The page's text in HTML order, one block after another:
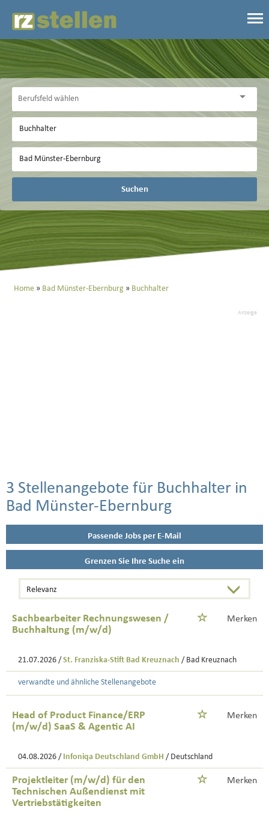
Suchen
Home Bad Münster-Ebernburg Buchhalter
Anzeige
3 Stellenangebote für Buchhalter in
Bad Münster-Ebernburg
Passende Jobs per E-Mail
Grenzen Sie Ihre Suche ein
Sachbearbeiter Rechnungswesen /
Buchhaltung (m/w/d)
Merken
21.07.2026 / St. Franziska-Stift Bad Kreuznach / Bad Kreuznach
verwandte und ähnliche Stellenangebote
Head of Product Finance/ERP
(m/w/d) SaaS & Agentic AI
Merken
04.08.2026 / Infoniqa Deutschland GmbH / Deutschland
Projektleiter (m/w/d) für den
Technischen Außendienst mit
Vertriebstätigkeiten
Merken